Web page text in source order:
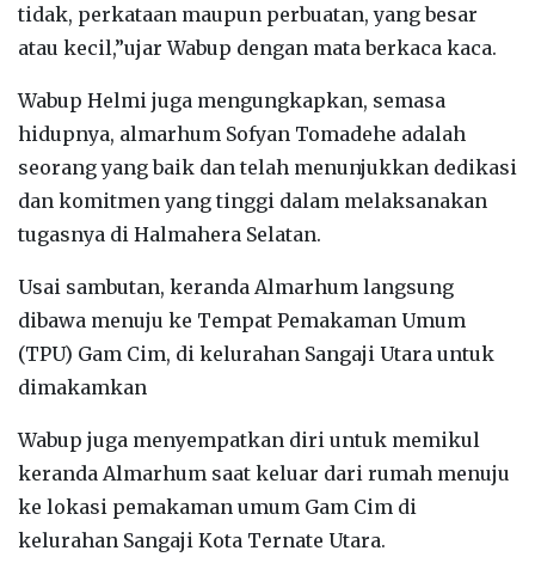
tidak, perkataan maupun perbuatan, yang besar
atau kecil,”ujar Wabup dengan mata berkaca kaca.
Wabup Helmi juga mengungkapkan, semasa
hidupnya, almarhum Sofyan Tomadehe adalah
seorang yang baik dan telah menunjukkan dedikasi
dan komitmen yang tinggi dalam melaksanakan
tugasnya di Halmahera Selatan.
Usai sambutan, keranda Almarhum langsung
dibawa menuju ke Tempat Pemakaman Umum
(TPU) Gam Cim, di kelurahan Sangaji Utara untuk
dimakamkan
Wabup juga menyempatkan diri untuk memikul
keranda Almarhum saat keluar dari rumah menuju
ke lokasi pemakaman umum Gam Cim di
kelurahan Sangaji Kota Ternate Utara.